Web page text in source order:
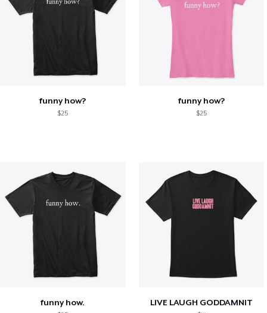
funny how?
$25
funny how?
$25
funny how. LIVE LAUGH GODDAMNIT